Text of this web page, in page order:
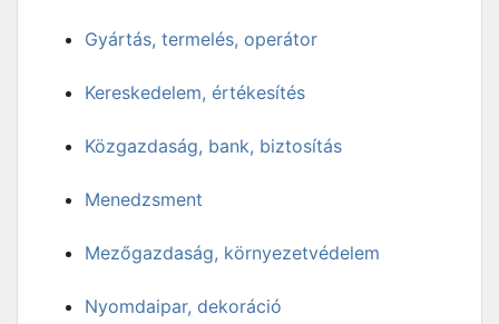
Gyártás, termelés, operátor
Kereskedelem, értékesítés
Közgazdaság, bank, biztosítás
Menedzsment
Mezőgazdaság, környezetvédelem
Nyomdaipar, dekoráció